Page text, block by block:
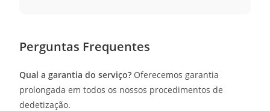
Perguntas Frequentes
Qual a garantia do serviço? Oferecemos garantia
prolongada em todos os nossos procedimentos de
dedetização.